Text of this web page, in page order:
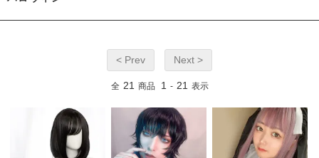
< Prev Next >
全 21 商品 1 - 21 表示